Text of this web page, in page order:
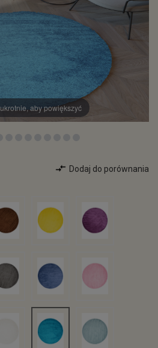
aby powiększyć
Dodaj do porównania